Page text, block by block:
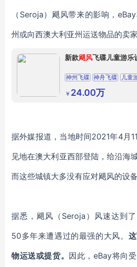
（Seroja）飓风带来的影响，
州或向西澳大利亚州运送物品的卖
新款飓风飞碟儿童游乐
神州飞碟 神舟飞碟
儿童
游乐设备
游乐设备厂家
￥ 24.00万
据外媒报道，当地时间2021年4月
见地在澳大利亚西部登陆，给沿海
而这些城镇大多没有应对飓风的设备
据悉，飓风（Seroja）风速达到
50多年来遭遇过的最强的大风。
物运送或提货。 因此，eBay将向